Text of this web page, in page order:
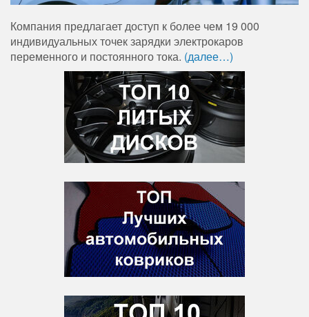
Компания предлагает доступ к более чем 19 000
индивидуальных точек зарядки электрокаров
переменного и постоянного тока. (далее…)